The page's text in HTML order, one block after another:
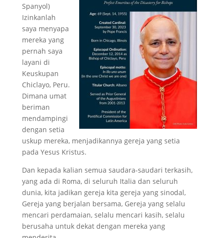
Spanyol)
Izinkanlah
saya menyapa
mereka yang
pernah saya
layani di
Keuskupan
Chiclayo, Peru.
Dimana umat
beriman
mendampingi
dengan setia
uskup mereka, menjadikannya gereja yang setia
pada Yesus Kristus.
Dan kepada kalian semua saudara-saudari terkasih,
yang ada di Roma, di seluruh Italia dan seluruh
dunia, kita jadikan gereja kita gereja yang sinodal,
Gereja yang berjalan bersama, Gereja yang selalu
mencari perdamaian, selalu mencari kasih, selalu
berusaha untuk dekat dengan mereka yang